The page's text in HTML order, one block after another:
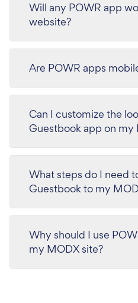
Will any POWR app
website?
Are POWR apps
Can I customize the
Guestbook app on my
What steps do I need
Guestbook to my
Why should I use
my MODX site?